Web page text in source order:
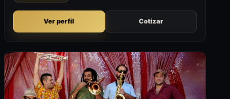
Ver perfil Cotizar